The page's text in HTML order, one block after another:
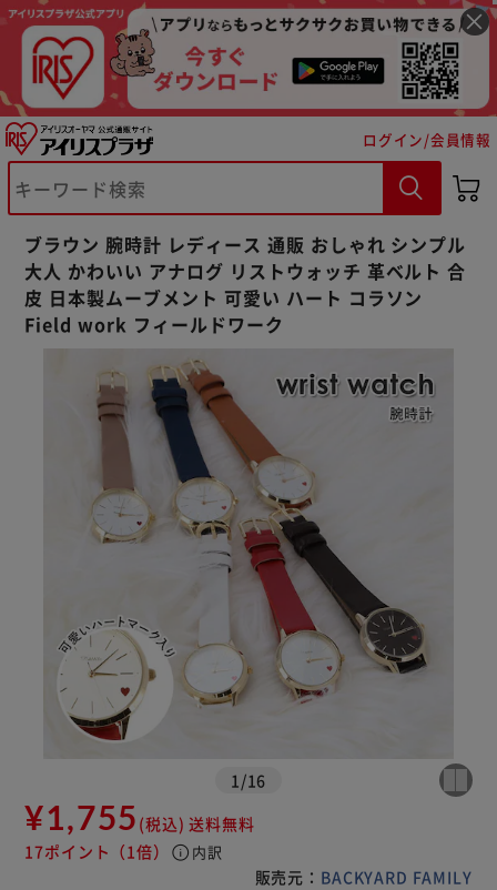
ログイン/会員情報
ブラウン 腕時計 レディース 通販 おしゃれ シンプル
大人 かわいい アナログ リストウォッチ 革ベルト 合
皮 日本製ムーブメント 可愛い ハート コラソン
Field work フィールドワーク
1 /16
¥1,755 (税込) 送料無料
17ポイント （1倍） info 内訳
販売元： BACKYARD FAMILY
※ご確認ください
カートに入れる 購入手続きへ